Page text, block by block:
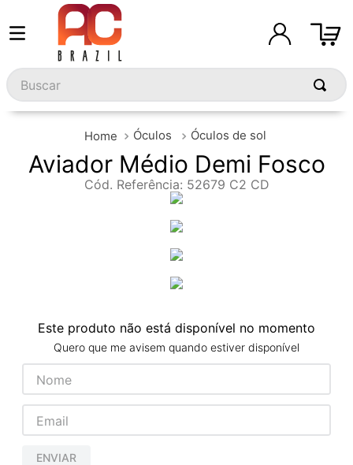
Buscar
Óculos Óculos de sol
Aviador Médio Demi Fosco
Cód. Referência: 52679 C2 CD
Este produto não está disponível no momento
Quero que me avisem quando estiver disponível
ENVIAR